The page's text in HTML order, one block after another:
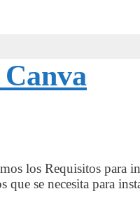
los Requisitos para
que se necesita para